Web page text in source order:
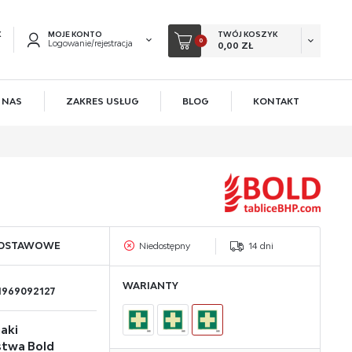
MOJE KONTO
Logowanie/rejestracja
swoich danych przy kolejnych zakupach
i kuponów promocyjnych
0
TWÓJ KOSZYK
0,00 ZŁ
NAS ZAKRES USŁUG BLOG KONTAKT
Bold
Niedostępny 14 dni
WARIANTY